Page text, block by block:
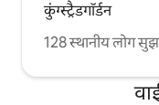
कुंग्स्ट्रैडगॉर्डन
128 स्थानीय लोग